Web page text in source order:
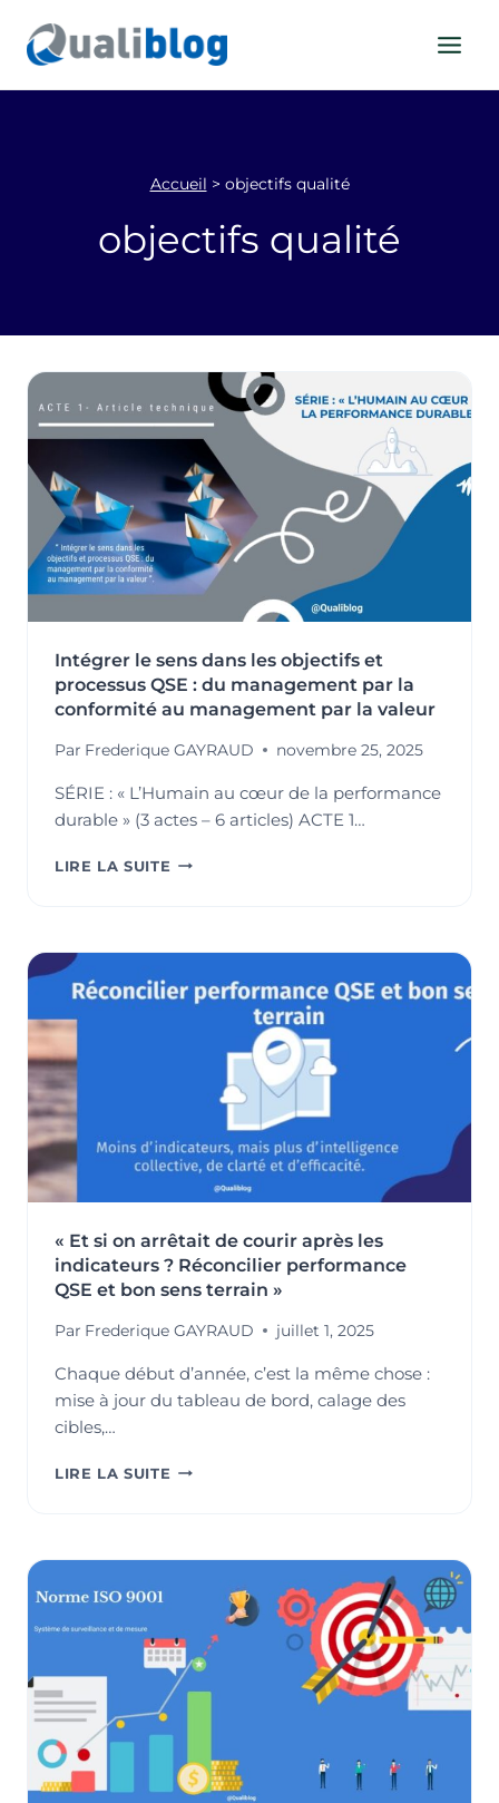
contenu
Accueil > objectifs qualité
objectifs qualité
Intégrer le sens dans les objectifs et
processus QSE : du management par la
conformité au management par la valeur
Par Frederique GAYRAUD novembre 25, 2025
SÉRIE : « L’Humain au cœur de la performance
durable » (3 actes – 6 articles) ACTE 1…
LIRE LA SUITE INTÉGRER
LES
ET
PROCESSUS
MANAGEMENT
LA
CONFORMITÉ
PAR
LA
VALEUR
« Et si on arrêtait de courir après les
indicateurs ? Réconcilier performance
QSE et bon sens terrain »
Par Frederique GAYRAUD juillet 1, 2025
Chaque début d’année, c’est la même chose :
mise à jour du tableau de bord, calage des
cibles,…
LIRE LA SUITE « ET
DE
INDICATEURS
?
RÉCONCILIER
QSE
BON